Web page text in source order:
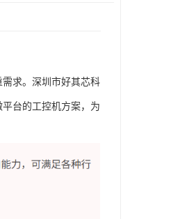
求。深圳市好其芯科
台的工控机方案，为